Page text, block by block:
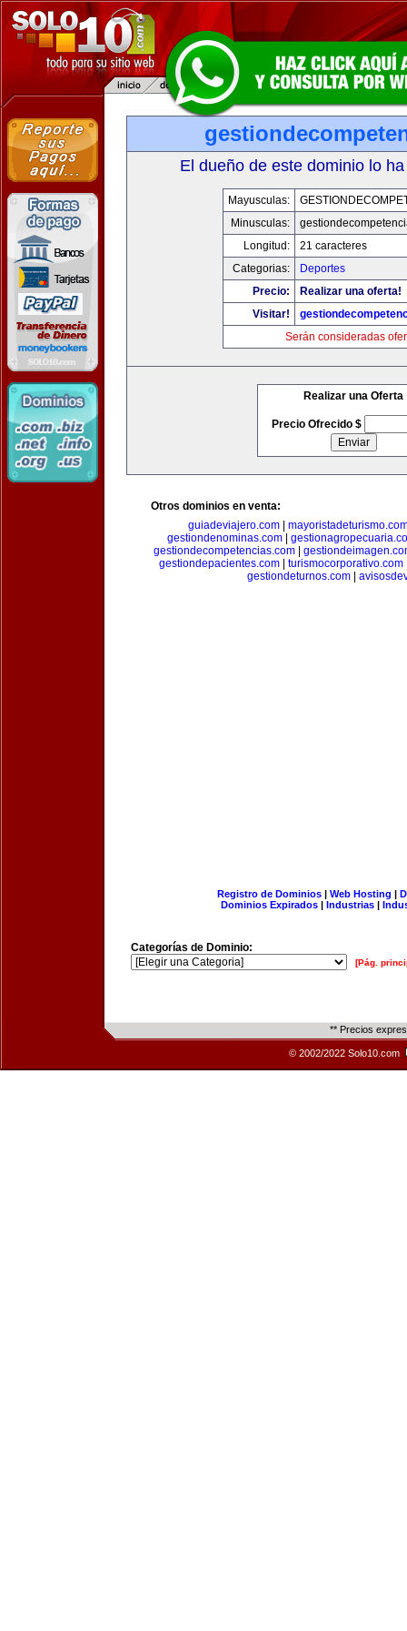
El dueño de este dominio lo
Mayusculas:
Minusculas:
Longitud:
21 caracteres
Categorias:
Deportes
Precio:
Realizar una oferta!
Visitar!
Serán consideradas
Realizar una Oferta
Precio Ofrecido $
Otros dominios en venta:
guiadeviajero.com|
gestiondenominas.com|
gestiondecompetencias.com|
gestiondepacientes.com| turismocorporativo.com
gestiondeturnos.com
Registro de Dominios| Web Hosting |
Dominios Expirados | Industrias |
Categorías de Dominio:
[Pág.
** Precios
© 2002/2022 Solo10.com